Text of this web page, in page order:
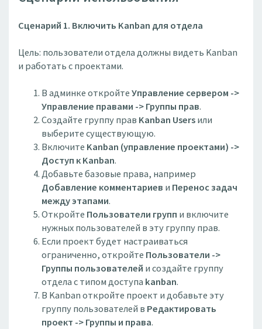
Сценарий 1. Включить Kanban для отдела
Цель: пользователи отдела должны видеть Kanban
и работать с проектами.
В админке откройтеУправление сервером ->
Управление правами -> Группы прав.
Создайте группу прав Kanban Usersили
выберите существующую.
Включите Kanban (управление проектами) ->
Доступ к Kanban.
Добавьте базовые права, например
Добавление комментариев и Перенос задач
между этапами.
Откройте Пользователи групп и включите
нужных пользователей в эту группу прав.
Если проект будет настраиваться
ограниченно, откройте Пользователи ->
Группы пользователей и создайте группу
отдела с типом доступа kanban.
В Kanban откройте проект и добавьте эту
группу пользователей в Редактировать
проект -> Группы и права.